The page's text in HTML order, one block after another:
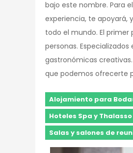
bajo este nombre. Para
experiencia, te apoyará,
todo el mundo. El
personas.
gastronómicas
que podemos ofrecerte
Alojamiento para
Hoteles Spa y Thalasso
Salas y salones de